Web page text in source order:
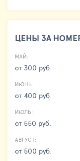
ЦЕНЫ ЗА
МАЙ:
от 300 руб.
ИЮНЬ:
от 400 руб.
ИЮЛЬ:
от 550 руб.
АВГУСТ:
от 500 руб.